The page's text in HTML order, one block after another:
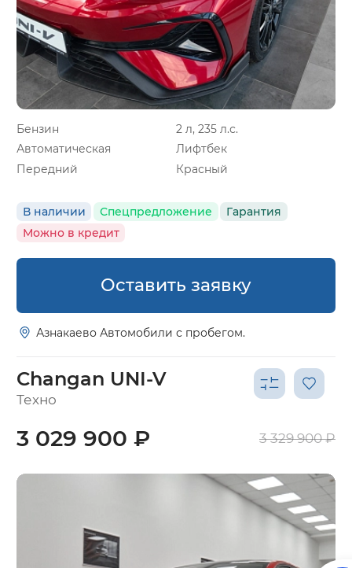
Бензин
2 л, 235 л.с.
Автоматическая
Лифтбек
Передний
Красный
В наличии Спецпредложение
Гарантия
Можно в кредит
Оставить заявку
Азнакаево Автомобили с пробегом.
Changan UNI-V
Техно
3 029 900 ₽ 3 329 900 ₽